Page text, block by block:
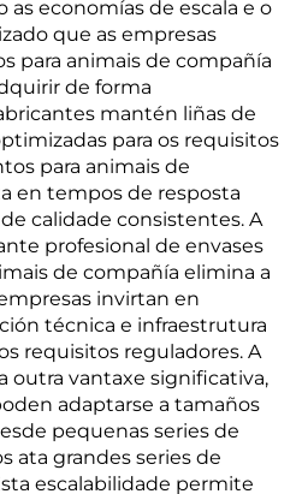
economías de escala e o
que as empresas
para animais de compañía
de forma
mantén liñas de
para os requisitos
para animais de
en tempos de resposta
calidade consistentes. A
profesional de envases
de compañía elimina a
invirtan en
técnica e infraestrutura
requisitos reguladores. A
outra vantaxe significativa,
adaptarse a tamaños
pequenas series de
ata grandes series de
escalabilidade permite